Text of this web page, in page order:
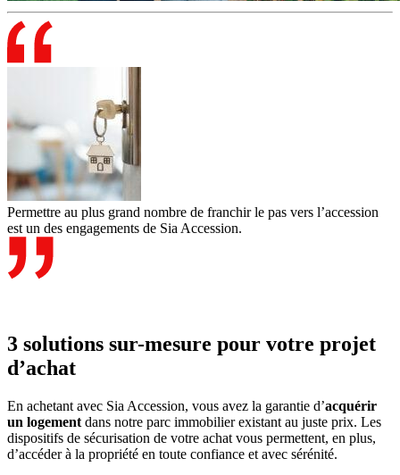
Permettre au plus grand nombre de franchir le pas vers l’accession
est un des engagements de Sia Accession.
3 solutions sur-mesure pour votre projet
d’achat
En achetant avec Sia Accession, vous avez la garantie d’acquérir
un logement dans notre parc immobilier existant au juste prix. Les
dispositifs de sécurisation de votre achat vous permettent, en plus,
d’accéder à la propriété en toute confiance et avec sérénité.